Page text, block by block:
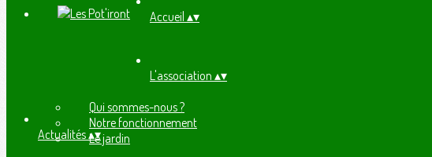
Accueil ▴▾
L'association ▴▾
Qui sommes-nous ?
Notre fonctionnement
Le jardin
Actualités▴▾